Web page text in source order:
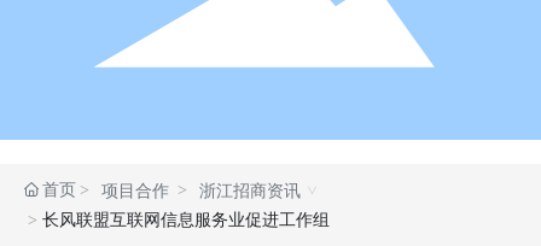
项目合作
党建专区
团体单位
首页 项目合作
浙江招商资讯
长风联盟互联网信息服务业促进工作组